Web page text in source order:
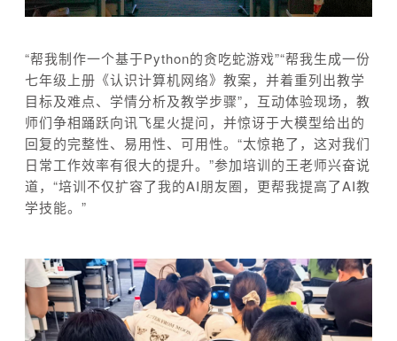
“帮我制作一个基于Python的贪吃蛇游戏”“帮我生成一份
七年级上册《认识计算机网络》教案，并着重列出教学
目标及难点、学情分析及教学步骤”，互动体验现场，教
师们争相踊跃向讯飞星火提问，并惊讶于大模型给出的
回复的完整性、易用性、可用性。“太惊艳了，这对我们
日常工作效率有很大的提升。”参加培训的王老师兴奋说
道，“培训不仅扩容了我的AI朋友圈，更帮我提高了AI教
学技能。”